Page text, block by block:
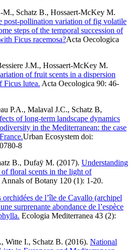
M., Schatz B., Hossaert-McKey M.
post-pollination variation of fig volatile
steps of the temporal succession of
Ficus racemosa?Acta Oecologica
J.M., Hossaert-McKey M.
of fruit scents in a dispersion
Ficus lutea. Acta Oecologica 90: 46-
P.A., Malaval J.C., Schatz B,
of long-term landscape dynamics
in the Mediterranean: the case
Urban Ecosystem doi:
8
B., Dufaÿ M. (2017). Understanding
floral scents in the light of
Annals of Botany 120 (1): 1-20.
orchidées de l’île de Cavallo (archipel
surprenante abondance de l’espèce
Ecologia Mediterranea 43 (2):
Witte I., Schatz B. (2016). National